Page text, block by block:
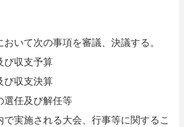
いて次の事項を審議、決議する。
び収支予算
び収支決算
選任及び解任等
で実施される大会、行事等に関するこ